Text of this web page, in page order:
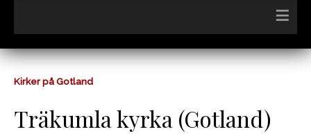
≡
Kirker på Gotland
Träkumla kyrka (Gotland)